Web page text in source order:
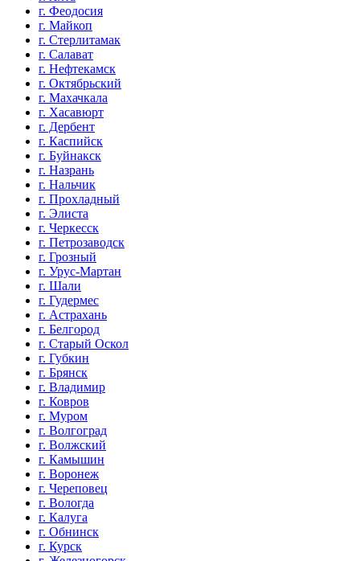
г. Феодосия
г. Майкоп
г. Стерлитамак
г. Салават
г. Нефтекамск
г. Октябрьский
г. Махачкала
г. Хасавюрт
г. Дербент
г. Каспийск
г. Буйнакск
г. Назрань
г. Нальчик
г. Прохладный
г. Элиста
г. Черкесск
г. Петрозаводск
г. Грозный
г. Урус-Мартан
г. Шали
г. Гудермес
г. Астрахань
г. Белгород
г. Старый Оскол
г. Губкин
г. Брянск
г. Владимир
г. Ковров
г. Муром
г. Волгоград
г. Волжский
г. Камышин
г. Воронеж
г. Череповец
г. Вологда
г. Калуга
г. Обнинск
г. Курск